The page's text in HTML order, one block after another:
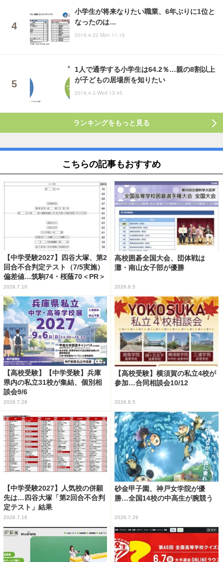
小学生が将来なりたい職業、6年ぶりに1位と
なったのは…
2019.4.22 Mon 11:16
1人で通学する小学生は64.2％…親の8割以上
が子どもの居場所を知りたい
2019.4.3 Wed 13:45
ランキングをもっと見る
こちらの記事もおすすめ
【中学受験2027】四谷大塚、第2
回合不合判定テスト（7/5実施）
偏差値…筑駒74・桜蔭70＜PR＞
2026.7.10
高校囲碁全国大会、団体戦は
灘・南山女子部が優勝
2026.8.5
【高校受験】【中学受験】兵庫
県内の私立31校が集結、個別相
談会9/6
2026.7.28
【高校受験】横須賀の私立4校が
参加…合同相談会10/12
2026.8.5
【中学受験2027】人気校の併願
先は…四谷大塚「第2回合不合判
定テスト」結果
2026.7.16
砂金甲子園、神戸女学院が優
勝…全国14校の中高生が腕競う
2026.7.29